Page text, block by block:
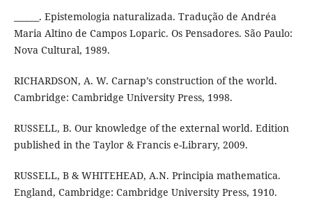
______. Epistemologia naturalizada. Tradução de Andréa
Maria Altino de Campos Loparic. Os Pensadores. São Paulo:
Nova Cultural, 1989.
RICHARDSON, A. W. Carnap’s construction of the world.
Cambridge: Cambridge University Press, 1998.
RUSSELL, B. Our knowledge of the external world. Edition
published in the Taylor & Francis e-Library, 2009.
RUSSELL, B & WHITEHEAD, A.N. Principia mathematica.
England, Cambridge: Cambridge University Press, 1910.